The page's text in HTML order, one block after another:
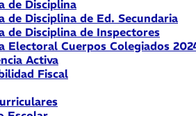
de Disciplina
de Disciplina de Ed. Secundaria
de Disciplina de Inspectores
Electoral Cuerpos Colegiados
Activa
Fiscal